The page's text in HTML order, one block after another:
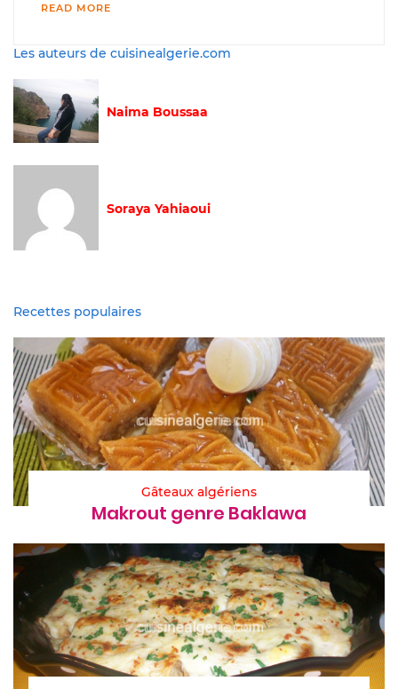
READ MORE
Les auteurs de cuisinealgerie.com
Naima Boussaa
Soraya Yahiaoui
Recettes populaires
Gâteaux algériens
Makrout genre Baklawa